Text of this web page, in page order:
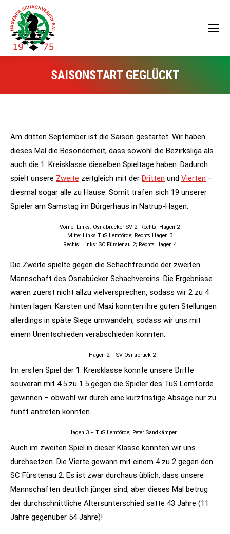
SAISONSTART GEGLÜCKT
Am dritten September ist die Saison gestartet. Wir haben
dieses Mal die Besonderheit, dass sowohl die Bezirksliga als
auch die 1. Kreisklasse dieselben Spieltage haben. Dadurch
spielt unsere Zweite zeitgleich mit der Dritten und Vierten –
diesmal sogar alle zu Hause. Somit trafen sich 19 unserer
Spieler am Samstag im Bürgerhaus in Natrup-Hagen.
Vorne: Links: Osnabrücker SV 2; Rechts: Hagen 2
Mitte: Links TuS Lemförde; Rechts Hagen 3
Rechts: Links: SC Fürstenau 2; Rechts Hagen 4
Die Zweite spielte gegen die Schachfreunde der zweiten
Mannschaft des Osnabücker Schachvereins. Die Ergebnisse
waren zuerst nicht allzu vielversprechen, sodass wir 2 zu 4
hinten lagen. Karsten und Maxi konnten ihre guten Stellungen
allerdings in späte Siege umwandeln, sodass wir uns mit
einem Unentschieden verabschieden konnten.
Hagen 2 – SV Osnabrück 2
Im ersten Spiel der 1. Kreisklasse konnte unsere Dritte
souverän mit 4.5 zu 1.5 gegen die Spieler des TuS Lemförde
gewinnen – obwohl wir durch eine kurzfristige Absage nur zu
fünft antreten konnten.
Hagen 3 – TuS Lemförde; Peter Sandkämper
Auch im zweiten Spiel in dieser Klasse konnten wir uns
durchsetzen. Die Vierte gewann mit einem 4 zu 2 gegen den
SC Fürstenau 2. Es ist zwar durchaus üblich, dass unsere
Mannschaften deutlich jünger sind, aber dieses Mal betrug
der durchschnittliche Altersunterschied satte 43 Jahre (11
Jahre gegenüber 54 Jahre)!